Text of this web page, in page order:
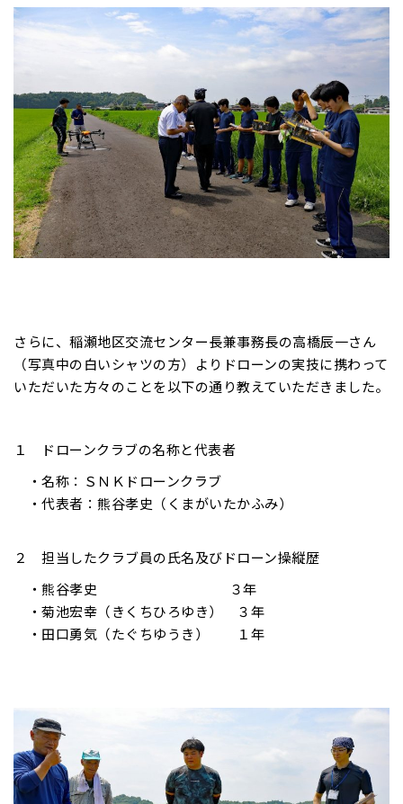
さらに、稲瀬地区交流センター長兼事務長の高橋辰一さん
（写真中の白いシャツの方）よりドローンの実技に携わって
いただいた方々のことを以下の通り教えていただきました。
１ ドローンクラブの名称と代表者
・名称：ＳＮＫドローンクラブ
・代表者：熊谷孝史（くまがいたかふみ）
２ 担当したクラブ員の氏名及びドローン操縦歴
・熊谷孝史 ３年
・菊池宏幸（きくちひろゆき） ３年
・田口勇気（たぐちゆうき） １年